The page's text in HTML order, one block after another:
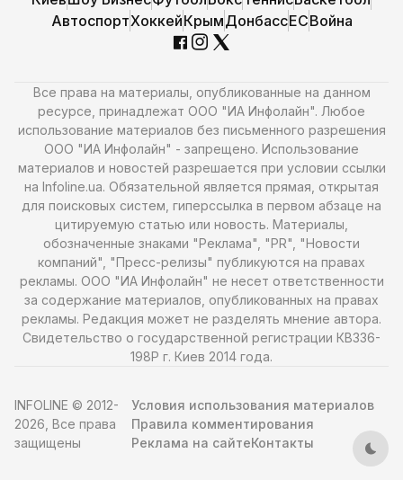
АвтоспортХоккейКрымДонбассЕСВойна
Все права на материалы, опубликованные на данном
ресурсе, принадлежат ООО "ИА Инфолайн". Любое
использование материалов без письменного разрешения
ООО "ИА Инфолайн" - запрещено. Использование
материалов и новостей разрешается при условии ссылки
на Infoline.ua. Обязательной является прямая, открытая
для поисковых систем, гиперссылка в первом абзаце на
цитируемую статью или новость. Материалы,
обозначенные знаками "Реклама", "PR", "Новости
компаний", "Пресс-релизы" публикуются на правах
рекламы. ООО "ИА Инфолайн" не несет ответственности
за содержание материалов, опубликованных на правах
рекламы. Редакция может не разделять мнение автора.
Свидетельство о государственной регистрации КВ336-
198Р г. Киев 2014 года.
INFOLINE © 2012-
2026, Все права
защищены
Условия использования материалов
Правила комментирования
Реклама на сайтеКонтакты